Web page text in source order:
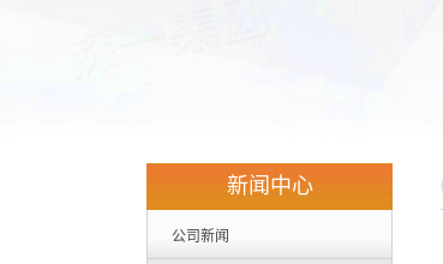
新闻中心
公司新闻